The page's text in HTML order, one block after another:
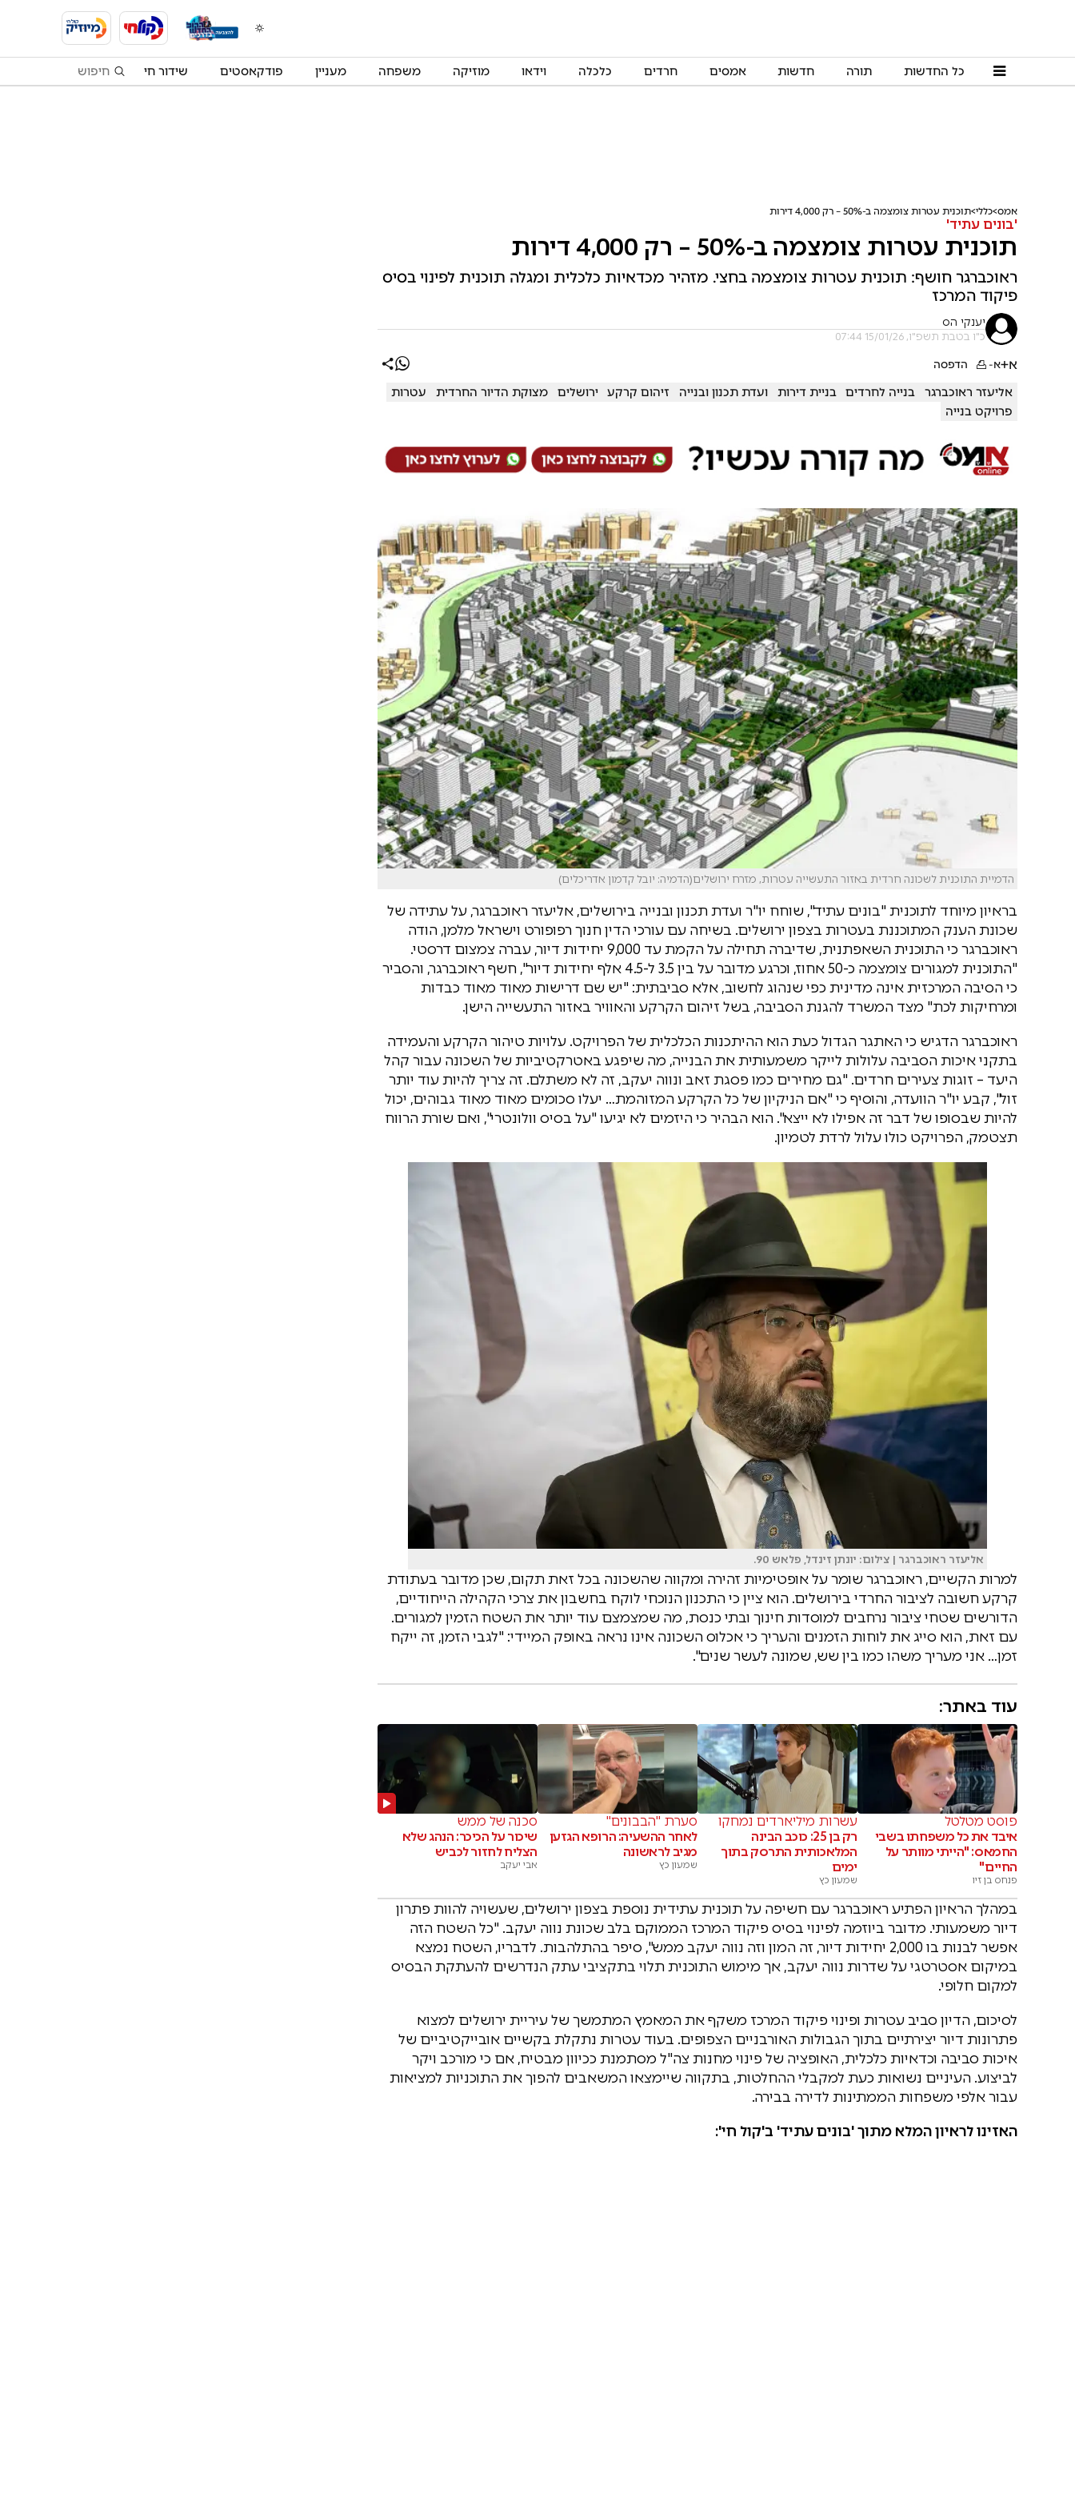
כל החדשות תורה חדשות אמסים חרדים כלכלה וידאו מוזיקה משפחה מעניין פודקאסטים שידור חי
אמס כללי תוכנית עטרות צומצמה ב-50% – רק 4,000 דירות
'בונים עתיד'
תוכנית עטרות צומצמה ב-50% – רק 4,000 דירות
ראוכברגר חושף: תוכנית עטרות צומצמה בחצי. מזהיר מכדאיות כלכלית ומגלה תוכנית לפינוי בסיס
פיקוד המרכז
יענקי הס
כ"ו בטבת תשפ"ו, 15/01/26 07:44
א+א- הדפסה
אליעזר ראוכברגר בנייה לחרדים בניית דירות ועדת תכנון ובנייה זיהום קרקע ירושלים מצוקת הדיור החרדית
עטרות
פרויקט בנייה
הדמיית התוכנית לשכונה חרדית באזור התעשייה עטרות, מזרח ירושלים(הדמיה: יובל קדמון אדריכלים)
בראיון מיוחד לתוכנית "בונים עתיד", שוחח יו"ר ועדת תכנון ובנייה בירושלים, אליעזר ראוכברגר, על עתידה של
שכונת הענק המתוכננת בעטרות בצפון ירושלים. בשיחה עם עורכי הדין חנוך רפופורט וישראל מלמן, הודה
ראוכברגר כי התוכנית השאפתנית, שדיברה תחילה על הקמת עד 9,000 יחידות דיור, עברה צמצום דרסטי.
"התוכנית למגורים צומצמה כ-50 אחוז, וכרגע מדובר על בין 3.5 ל-4.5 אלף יחידות דיור", חשף ראוכברגר, והסביר
כי הסיבה המרכזית אינה מדינית כפי שנהוג לחשוב, אלא סביבתית: "יש שם דרישות מאוד מאוד כבדות
ומרחיקות לכת" מצד המשרד להגנת הסביבה, בשל זיהום הקרקע והאוויר באזור התעשייה הישן.
ראוכברגר הדגיש כי האתגר הגדול כעת הוא ההיתכנות הכלכלית של הפרויקט. עלויות טיהור הקרקע והעמידה
בתקני איכות הסביבה עלולות לייקר משמעותית את הבנייה, מה שיפגע באטרקטיביות של השכונה עבור קהל
היעד – זוגות צעירים חרדים. "גם מחירים כמו פסגת זאב ונווה יעקב, זה לא משתלם. זה צריך להיות עוד יותר
זול", קבע יו"ר הוועדה, והוסיף כי "אם הניקיון של כל הקרקע המזוהמת… יעלו סכומים מאוד מאוד גבוהים, יכול
להיות שבסופו של דבר זה אפילו לא ייצא". הוא הבהיר כי היזמים לא יגיעו "על בסיס וולונטרי", ואם שורת הרווח
תצטמק, הפרויקט כולו עלול לרדת לטמיון.
אליעזר ראוכברגר | צילום: יונתן זינדל, פלאש 90.
למרות הקשיים, ראוכברגר שומר על אופטימיות זהירה ומקווה שהשכונה בכל זאת תקום, שכן מדובר בעתודת
קרקע חשובה לציבור החרדי בירושלים. הוא ציין כי התכנון הנוכחי לוקח בחשבון את צרכי הקהילה הייחודיים,
הדורשים שטחי ציבור נרחבים למוסדות חינוך ובתי כנסת, מה שמצמצם עוד יותר את השטח הזמין למגורים.
עם זאת, הוא סייג את לוחות הזמנים והעריך כי אכלוס השכונה אינו נראה באופק המיידי: "לגבי הזמן, זה ייקח
זמן… אני מעריך משהו כמו בין שש, שמונה לעשר שנים".
עוד באתר:
פוסט מטלטל
איבד את כל משפחתו בשבי
החמאס: "הייתי מוותר על
החיים"
פנחס בן זיו
עשרות מיליארדים נמחקו
רק בן 25: כוכב הבינה
המלאכותית התרסק בתוך
ימים
שמעון כץ
סערת "הבבונים"
לאחר ההשעיה: הרופא הגזען
מגיב לראשונה
שמעון כץ
סכנה של ממש
שיכור על הכיכר: הנהג שלא
הצליח לחזור לכביש
אבי יעקב
במהלך הראיון הפתיע ראוכברגר עם חשיפה על תוכנית עתידית נוספת בצפון ירושלים, שעשויה להוות פתרון
דיור משמעותי. מדובר ביוזמה לפינוי בסיס פיקוד המרכז הממוקם בלב שכונת נווה יעקב. "כל השטח הזה
אפשר לבנות בו 2,000 יחידות דיור, זה המון וזה נווה יעקב ממש", סיפר בהתלהבות. לדבריו, השטח נמצא
במיקום אסטרטגי על שדרות נווה יעקב, אך מימוש התוכנית תלוי בתקציבי עתק הנדרשים להעתקת הבסיס
למקום חלופי.
לסיכום, הדיון סביב עטרות ופינוי פיקוד המרכז משקף את המאמץ המתמשך של עיריית ירושלים למצוא
פתרונות דיור יצירתיים בתוך הגבולות האורבניים הצפופים. בעוד עטרות נתקלת בקשיים אובייקטיביים של
איכות סביבה וכדאיות כלכלית, האופציה של פינוי מחנות צה"ל מסתמנת ככיוון מבטיח, אם כי מורכב ויקר
לביצוע. העיניים נשואות כעת למקבלי ההחלטות, בתקווה שיימצאו המשאבים להפוך את התוכניות למציאות
עבור אלפי משפחות הממתינות לדירה בבירה.
האזינו לראיון המלא מתוך 'בונים עתיד' ב'קול חי':